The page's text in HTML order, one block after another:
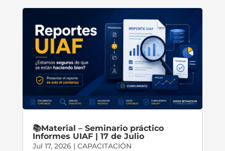
📚Material – Seminario práctico
Informes UIAF | 17 de Julio
Jul 17, 2026| CAPACITACIÓN